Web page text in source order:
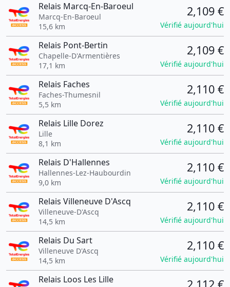
Relais Marcq-En-Baroeul
Marcq-En-Baroeul
15,6 km
2,109 €
Vérifié aujourd'hui
Relais Pont-Bertin
Chapelle-D'Armentières
17,1 km
2,109 €
Vérifié aujourd'hui
Relais Faches
Faches-Thumesnil
5,5 km
2,110 €
Vérifié aujourd'hui
Relais Lille Dorez
Lille
8,1 km
2,110 €
Vérifié aujourd'hui
Relais D'Hallennes
Hallennes-Lez-Haubourdin
9,0 km
2,110 €
Vérifié aujourd'hui
Relais Villeneuve D'Ascq
Villeneuve-D'Ascq
14,5 km
2,110 €
Vérifié aujourd'hui
Relais Du Sart
Villeneuve D'Ascq
14,5 km
2,110 €
Vérifié aujourd'hui
Relais Loos Les Lille